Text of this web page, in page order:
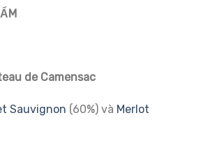
de Camensac
Sauvignon (60%) và Merlot